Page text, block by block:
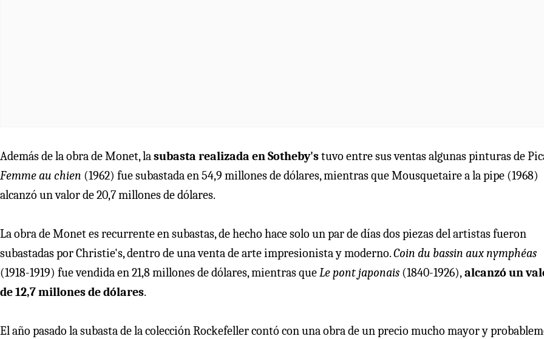
Además de la obra de Monet, lasubasta realizada en Sotheby'stuvo entre sus ventas algunas pinturas de
Femme au chien (1962) fue subastada en 54,9 millones de dólares, mientras que Mousquetaire a la pipe (1968)
alcanzó un valor de 20,7 millones de dólares.
La obra de Monet es recurrente en subastas, de hecho hace solo un par de días dos piezas del artistas fueron
subastadas por Christie's, dentro de una venta de arte impresionista y moderno.Coin du bassin aux nymphéas
(1918-1919) fue vendida en 21,8 millones de dólares, mientras queLe pont japonais (1840-1926),alcanzó un
de 12,7 millones de dólares.
El año pasado la subasta de la colección Rockefeller contó con una obra de un precio mucho mayor y